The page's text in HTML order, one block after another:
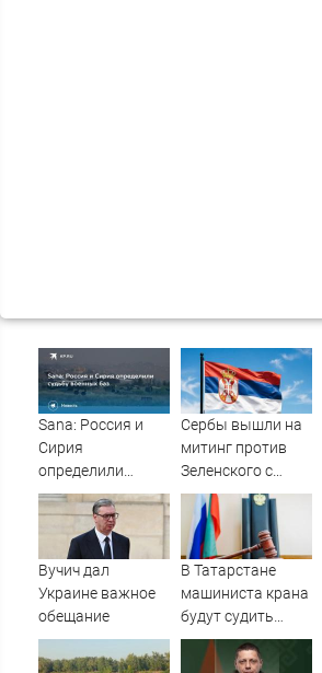
Sana: Россия и
Сирия
определили
судьбу военных
баз
Сербы вышли на
митинг против
Зеленского с
портретами
Путина
Вучич дал
Украине важное
обещание
В Татарстане
машиниста крана
будут судить
после падения
рабочего с 10-